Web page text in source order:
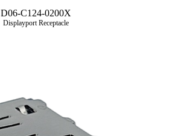
D06-C124-0200X
Displayport Receptacle